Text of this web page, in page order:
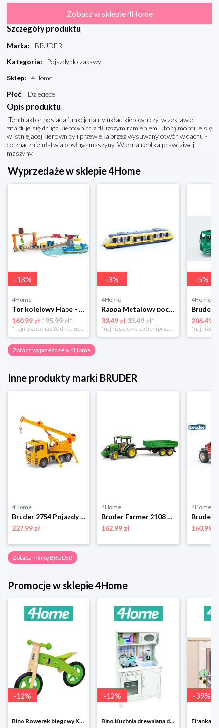
Zobacz w sklepie 4Home
Szczegóły produktu
Marka:
BRUDER
Kategoria:
Pojazdy do zabawy
Sklep:
4Home
Płeć: Dziecięce
Opis produktu
Ten traktor posiada funkcjonalny układ kierowniczy, w zestawie
znajduje się druga kierownica z dłuższym ramieniem, którą montuje się
w istniejącej kierownicy i przewleka przez wysuwany otwór w dachu -
co znacznie ułatwia obsługę maszyny. Wierna replika prawdziwej
maszyny.
Wyprzedaże w sklepie 4Home
-18%
4Home
Tor kolejowy Hape - port z załadunkiem irozładunkiem
160.99 zł195.99 zł*
*najniższa cena z 30 dni przed obniżką
-3%
4Home
Rappa Metalowy pociąg regionalny RegioJet, 17 cm
32.49 zł 33.49 zł*
*najniższa cena z 30 dni przed obniżką
-5%
4Home
206.49 zł
Zobacz wyprzedaże w 4Home
Inne produkty marki BRUDER
4Home
Bruder 2754 Pojazdy budowlane Żuraw MAN TGA, 1:16 BRUDER
227.99 zł
4Home
Bruder Farmer 2108 Traktor John Deere z przyczepąz wywrotką BRUDER
162.99 zł
4Home
160.99 zł
Zobacz markę BRUDER
Promocje w sklepie 4Home
-12%
Bino Rowerek biegowy Krecik
-12%
Bino Kuchnia drewniana dla dzieci Provence
-39%